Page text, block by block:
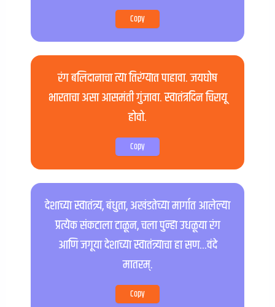
Copy
रंग बलिदानाचा त्या तिरंग्यात पाहावा. जयघोष
भारताचा असा आसमंती गुंजावा. स्वातंत्रदिन चिरायू
होवो.
Copy
देशाच्या स्वातंत्र्य, बंधुता, अखंडतेच्या मार्गात आलेल्या
प्रत्येक संकटाला टाळून, चला पुन्हा उधळूया रंग
आणि जगूया देशाच्या स्वातंत्र्याचा हा सण…वंदे
मातरम्.
Copy